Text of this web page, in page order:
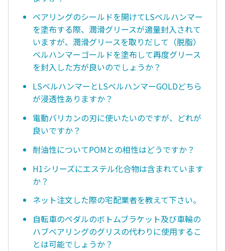
ベアリングのシールドを開けてLSベルハンマー
を塗布する際、潤滑グリースが適量封入されて
いますが、潤滑グリースを取りだして（脱脂）
ベルハンマーゴールドを塗布して再度グリース
を封入した方が良いのでしょうか？
LSベルハンマーとLSベルハンマーGOLDどちら
が浸透性ありますか？
電動バリカンの刃に使いたいのですが、どれが
良いですか？
耐油性についてPOMとの相性はどうですか？
H1シリーズにエステル化合物は含まれています
か？
ネット注文した際の宅配業者を教えて下さい。
自転車のペダルのボトムブラケット及び車輪の
ハブベアリングのグリスの代わりに使用するこ
とは可能でしょうか？